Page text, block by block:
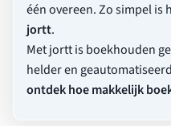
één overeen. Zo simpel is
jortt.
Met jortt is boekhouden
helder en
ontdek hoe makkelijk